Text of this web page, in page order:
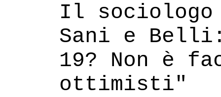
Il sociologo
Sani e
19? Non è
ottimisti"